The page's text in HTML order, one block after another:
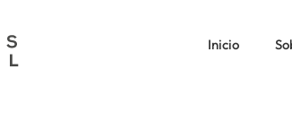
Inicio
/